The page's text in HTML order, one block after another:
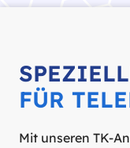
FÜR
Mit unseren TK-